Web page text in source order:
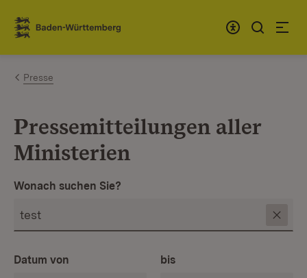
Zum Inhalt springen
Link zur Startseite
Presse
Pressemitteilungen aller
Ministerien
Wonach suchen Sie?
Datum von bis